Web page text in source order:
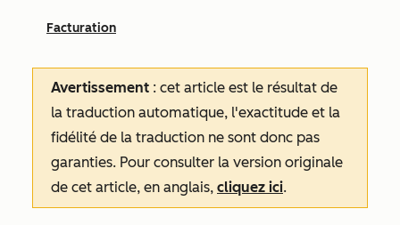
Facturation
Avertissement : cet article est le résultat de
la traduction automatique, l'exactitude et la
fidélité de la traduction ne sont donc pas
garanties. Pour consulter la version originale
de cet article, en anglais, cliquez ici.